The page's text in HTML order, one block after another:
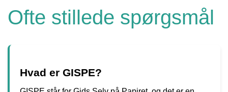
Ofte stillede spørgsmål
Hvad er GISPE?